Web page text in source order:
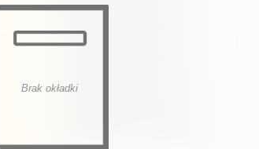
Brak okładki